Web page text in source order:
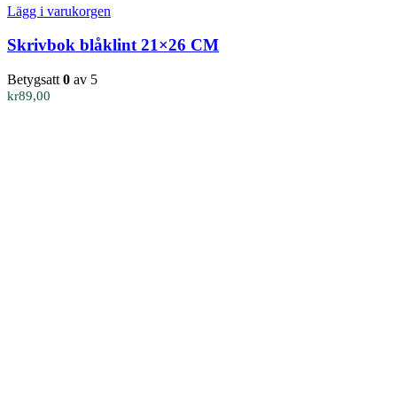
Lägg i varukorgen
Skrivbok blåklint 21×26 CM
Betygsatt 0 av 5
kr89,00